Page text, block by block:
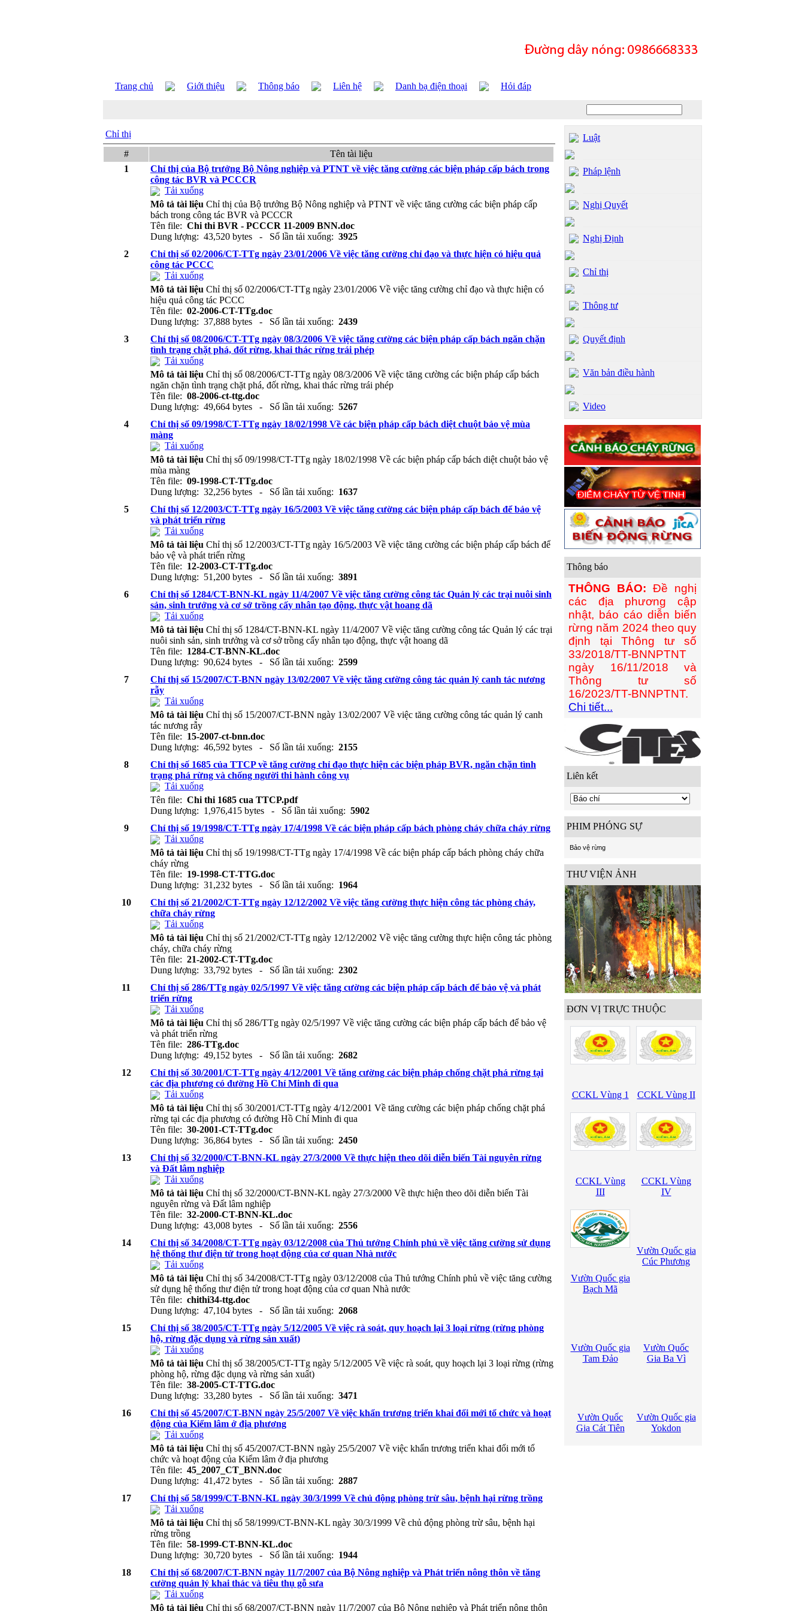
Trang chủ Giới thiệu Thông báo Liên hệ Danh bạ điện thoại Hỏi đáp
Chỉ thị
#
Tên tài liệu
1
Chỉ thị của Bộ trưởng Bộ Nông nghiệp và PTNT về việc tăng cường các biện pháp cấp bách trong
công tác BVR và PCCCR
Tải xuống
Mô tả tài liệu Chỉ thị của Bộ trưởng Bộ Nông nghiệp và PTNT về việc tăng cường các biện pháp cấp
bách trong công tác BVR và PCCCR
Tên file: Chi thi BVR - PCCCR 11-2009 BNN.doc
Dung lượng: 43,520 bytes - Số lần tải xuống: 3925
2
Chỉ thị số 02/2006/CT-TTg ngày 23/01/2006 Về việc tăng cường chỉ đạo và thực hiện có hiệu quả
công tác PCCC
Tải xuống
Mô tả tài liệu Chỉ thị số 02/2006/CT-TTg ngày 23/01/2006 Về việc tăng cường chỉ đạo và thực hiện có
hiệu quả công tác PCCC
Tên file: 02-2006-CT-TTg.doc
Dung lượng: 37,888 bytes - Số lần tải xuống: 2439
3
Chỉ thị số 08/2006/CT-TTg ngày 08/3/2006 Về việc tăng cường các biện pháp cấp bách ngăn chặn
tình trạng chặt phá, đốt rừng, khai thác rừng trái phép
Tải xuống
Mô tả tài liệu Chỉ thị số 08/2006/CT-TTg ngày 08/3/2006 Về việc tăng cường các biện pháp cấp bách
ngăn chặn tình trạng chặt phá, đốt rừng, khai thác rừng trái phép
Tên file: 08-2006-ct-ttg.doc
Dung lượng: 49,664 bytes - Số lần tải xuống: 5267
4
Chỉ thị số 09/1998/CT-TTg ngày 18/02/1998 Về các biện pháp cấp bách diệt chuột bảo vệ mùa
màng
Tải xuống
Mô tả tài liệu Chỉ thị số 09/1998/CT-TTg ngày 18/02/1998 Về các biện pháp cấp bách diệt chuột bảo vệ
mùa màng
Tên file: 09-1998-CT-TTg.doc
Dung lượng: 32,256 bytes - Số lần tải xuống: 1637
5
Chỉ thị số 12/2003/CT-TTg ngày 16/5/2003 Về việc tăng cường các biện pháp cấp bách để bảo vệ
và phát triển rừng
Tải xuống
Mô tả tài liệu Chỉ thị số 12/2003/CT-TTg ngày 16/5/2003 Về việc tăng cường các biện pháp cấp bách để
bảo vệ và phát triển rừng
Tên file: 12-2003-CT-TTg.doc
Dung lượng: 51,200 bytes - Số lần tải xuống: 3891
6
Chỉ thị số 1284/CT-BNN-KL ngày 11/4/2007 Về việc tăng cường công tác Quản lý các trại nuôi sinh
sản, sinh trưởng và cơ sở trồng cấy nhân tạo động, thực vật hoang dã
Tải xuống
Mô tả tài liệu Chỉ thị số 1284/CT-BNN-KL ngày 11/4/2007 Về việc tăng cường công tác Quản lý các trại
nuôi sinh sản, sinh trưởng và cơ sở trồng cấy nhân tạo động, thực vật hoang dã
Tên file: 1284-CT-BNN-KL.doc
Dung lượng: 90,624 bytes - Số lần tải xuống: 2599
7
Chỉ thị số 15/2007/CT-BNN ngày 13/02/2007 Về việc tăng cường công tác quản lý canh tác nương
rẫy
Tải xuống
Mô tả tài liệu Chỉ thị số 15/2007/CT-BNN ngày 13/02/2007 Về việc tăng cường công tác quản lý canh
tác nương rẫy
Tên file: 15-2007-ct-bnn.doc
Dung lượng: 46,592 bytes - Số lần tải xuống: 2155
8
Chỉ thị số 1685 của TTCP về tăng cường chỉ đạo thực hiện các biện pháp BVR, ngăn chặn tình
trạng phá rừng và chống người thi hành công vụ
Tải xuống
Tên file: Chi thi 1685 cua TTCP.pdf
Dung lượng: 1,976,415 bytes - Số lần tải xuống: 5902
9
Chỉ thị số 19/1998/CT-TTg ngày 17/4/1998 Về các biện pháp cấp bách phòng cháy chữa cháy rừng
Tải xuống
Mô tả tài liệu Chỉ thị số 19/1998/CT-TTg ngày 17/4/1998 Về các biện pháp cấp bách phòng cháy chữa
cháy rừng
Tên file: 19-1998-CT-TTG.doc
Dung lượng: 31,232 bytes - Số lần tải xuống: 1964
10
Chỉ thị số 21/2002/CT-TTg ngày 12/12/2002 Về việc tăng cường thực hiện công tác phòng cháy,
chữa cháy rừng
Tải xuống
Mô tả tài liệu Chỉ thị số 21/2002/CT-TTg ngày 12/12/2002 Về việc tăng cường thực hiện công tác phòng
cháy, chữa cháy rừng
Tên file: 21-2002-CT-TTg.doc
Dung lượng: 33,792 bytes - Số lần tải xuống: 2302
11
Chỉ thị số 286/TTg ngày 02/5/1997 Về việc tăng cường các biện pháp cấp bách để bảo vệ và phát
triển rừng
Tải xuống
Mô tả tài liệu Chỉ thị số 286/TTg ngày 02/5/1997 Về việc tăng cường các biện pháp cấp bách để bảo vệ
và phát triển rừng
Tên file: 286-TTg.doc
Dung lượng: 49,152 bytes - Số lần tải xuống: 2682
12
Chỉ thị số 30/2001/CT-TTg ngày 4/12/2001 Về tăng cường các biện pháp chống chặt phá rừng tại
các địa phương có đường Hồ Chí Minh đi qua
Tải xuống
Mô tả tài liệu Chỉ thị số 30/2001/CT-TTg ngày 4/12/2001 Về tăng cường các biện pháp chống chặt phá
rừng tại các địa phương có đường Hồ Chí Minh đi qua
Tên file: 30-2001-CT-TTg.doc
Dung lượng: 36,864 bytes - Số lần tải xuống: 2450
13
Chỉ thị số 32/2000/CT-BNN-KL ngày 27/3/2000 Về thực hiện theo dõi diễn biến Tài nguyên rừng
và Đất lâm nghiệp
Tải xuống
Mô tả tài liệu Chỉ thị số 32/2000/CT-BNN-KL ngày 27/3/2000 Về thực hiện theo dõi diễn biến Tài
nguyên rừng và Đất lâm nghiệp
Tên file: 32-2000-CT-BNN-KL.doc
Dung lượng: 43,008 bytes - Số lần tải xuống: 2556
14
Chỉ thị số 34/2008/CT-TTg ngày 03/12/2008 của Thủ tướng Chính phủ về việc tăng cường sử dụng
hệ thống thư điện tử trong hoạt động của cơ quan Nhà nước
Tải xuống
Mô tả tài liệu Chỉ thị số 34/2008/CT-TTg ngày 03/12/2008 của Thủ tướng Chính phủ về việc tăng cường
sử dụng hệ thống thư điện tử trong hoạt động của cơ quan Nhà nước
Tên file: chithi34-ttg.doc
Dung lượng: 47,104 bytes - Số lần tải xuống: 2068
15
Chỉ thị số 38/2005/CT-TTg ngày 5/12/2005 Về việc rà soát, quy hoạch lại 3 loại rừng (rừng phòng
hộ, rừng đặc dụng và rừng sản xuất)
Tải xuống
Mô tả tài liệu Chỉ thị số 38/2005/CT-TTg ngày 5/12/2005 Về việc rà soát, quy hoạch lại 3 loại rừng (rừng
phòng hộ, rừng đặc dụng và rừng sản xuất)
Tên file: 38-2005-CT-TTG.doc
Dung lượng: 33,280 bytes - Số lần tải xuống: 3471
16
Chỉ thị số 45/2007/CT-BNN ngày 25/5/2007 Về việc khẩn trương triển khai đổi mới tổ chức và hoạt
động của Kiểm lâm ở địa phương
Tải xuống
Mô tả tài liệu Chỉ thị số 45/2007/CT-BNN ngày 25/5/2007 Về việc khẩn trương triển khai đổi mới tổ
chức và hoạt động của Kiểm lâm ở địa phương
Tên file: 45_2007_CT_BNN.doc
Dung lượng: 41,472 bytes - Số lần tải xuống: 2887
17
Chỉ thị số 58/1999/CT-BNN-KL ngày 30/3/1999 Về chủ động phòng trừ sâu, bệnh hại rừng trồng
Tải xuống
Mô tả tài liệu Chỉ thị số 58/1999/CT-BNN-KL ngày 30/3/1999 Về chủ động phòng trừ sâu, bệnh hại
rừng trồng
Tên file: 58-1999-CT-BNN-KL.doc
Dung lượng: 30,720 bytes - Số lần tải xuống: 1944
18
Chỉ thị số 68/2007/CT-BNN ngày 11/7/2007 của Bộ Nông nghiệp và Phát triển nông thôn về tăng
cường quản lý khai thác và tiêu thụ gỗ sưa
Tải xuống
Mô tả tài liệu Chỉ thị số 68/2007/CT-BNN ngày 11/7/2007 của Bộ Nông nghiệp và Phát triển nông thôn
Luật
Pháp lệnh
Nghị Quyết
Nghị Định
Chỉ thị
Thông tư
Quyết định
Văn bản điều hành
Video
Thông báo
THÔNG BÁO: Đề nghị
các địa phương cập
nhật, báo cáo diễn biến
rừng năm 2024 theo quy
định tại Thông tư số
33/2018/TT-BNNPTNT
ngày 16/11/2018 và
Thông tư số
16/2023/TT-BNNPTNT.
Chi tiết...
Liên kết
PHIM PHÓNG SỰ
Bảo vệ rừng
THƯ VIỆN ẢNH
ĐƠN VỊ TRỰC THUỘC
CCKL Vùng 1 CCKL Vùng II
CCKL Vùng
III
CCKL Vùng
IV
Vườn Quốc gia
Bạch Mã
Vườn Quốc gia
Cúc Phương
Vườn Quốc gia
Tam Đảo
Vườn Quốc
Gia Ba Vì
Vườn Quốc
Gia Cát Tiên
Vườn Quốc gia
Yokdon